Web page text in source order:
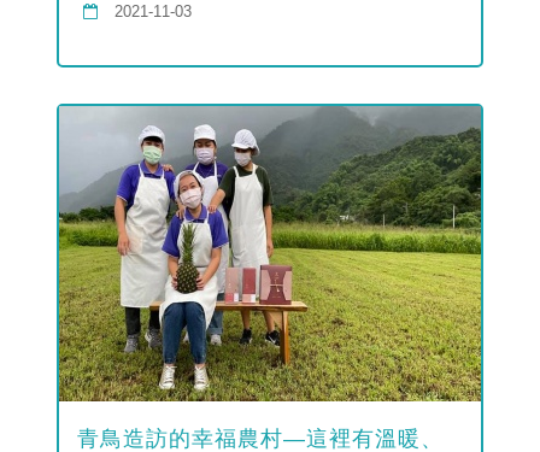
2021-11-03
青鳥造訪的幸福農村—這裡有溫暖、